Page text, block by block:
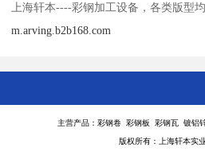
上海轩本----彩钢加工设备，各类版型均
m.arving.b2b168.com
主营产品：彩钢卷 彩钢板 彩钢瓦 镀铝
版权所有：上海轩本实